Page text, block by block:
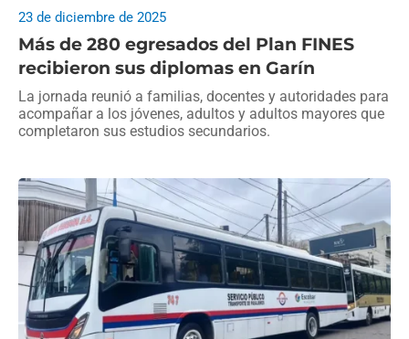
Más de 280 egresados del Plan FINES
recibieron sus diplomas en Garín
23 de diciembre de 2025
La jornada reunió a familias, docentes y autoridades para
acompañar a los jóvenes, adultos y adultos mayores que
completaron sus estudios secundarios.